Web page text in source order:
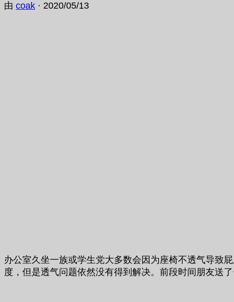
由 coak · 2020/05/13
办公室久坐一族或学生党大多数会因为座椅不透气导致
度，但是透气问题依然没有得到解决。前段时间朋友送